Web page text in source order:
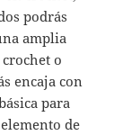
podrás
amplia
o
encaja con
para
de